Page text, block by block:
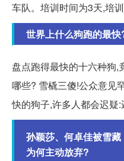
车队。培训时间为3天,培训
世界上什么狗跑的最快
盘点跑得最快的十六种狗,
哪些? 雪橇三傻!公众意见
快的狗子,许多人都会迟疑:
孙颖莎、何卓佳被雪
为何主动放弃?